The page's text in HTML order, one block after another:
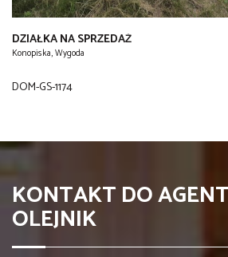
DZIAŁKA NA SPRZEDAŻ
Konopiska, Wygoda
DOM-GS-1174
KONTAKT DO
OLEJNIK